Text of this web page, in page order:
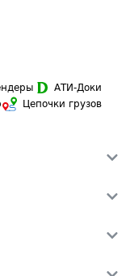
АТИ-Доки
Цепочки грузов